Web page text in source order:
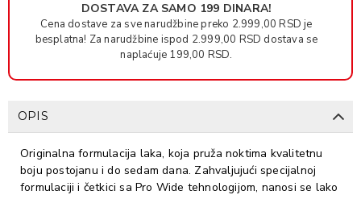
DOSTAVA ZA SAMO 199 DINARA!
Cena dostave za sve narudžbine preko 2.999,00 RSD je
besplatna! Za narudžbine ispod 2.999,00 RSD dostava se
naplaćuje 199,00 RSD.
OPIS
Originalna formulacija laka, koja pruža noktima kvalitetnu
boju postojanu i do sedam dana. Zahvaljujući specijalnoj
formulaciji i četkici sa Pro Wide tehnologijom, nanosi se lako